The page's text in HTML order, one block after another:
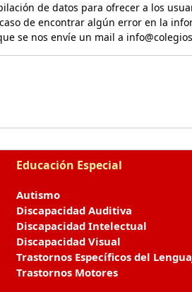
de datos para ofrecer a los
de encontrar algún error en la
se nos envíe un mail a
Educación Especial
Autismo
Discapacidad Auditiva
Discapacidad Intelectual
Discapacidad Visual
Trastornos Específicos del
Trastornos Motores